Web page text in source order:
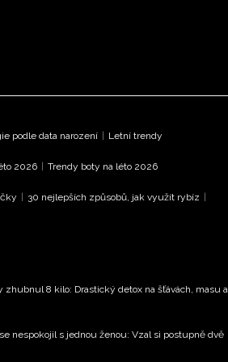
podle data narození | Letní trendy
2026 | Trendy boty na léto 2026
| 30 nejlepších způsobů, jak využít rybíz |
zhubnul 8 kilo: Drastický detox na šťávách, masu a
nespokojil s jednou ženou: Vzal si postupně dvě